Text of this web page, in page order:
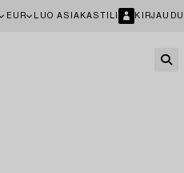
EUR LUO ASIAKASTILI KIRJAUDU